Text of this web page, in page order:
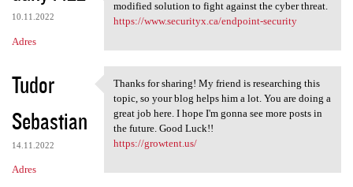
10.11.2022
Adres
modified solution to fight against the cyber threat.
https://www.securityx.ca/endpoint-security
Tudor
Sebastian
14.11.2022
Adres
Thanks for sharing! My friend
Thanks for sharing! My friend is researching this
topic, so your blog helps him a lot. You are doing a
great job here. I hope I'm gonna see more posts in
the future. Good Luck!!
https://growtent.us/